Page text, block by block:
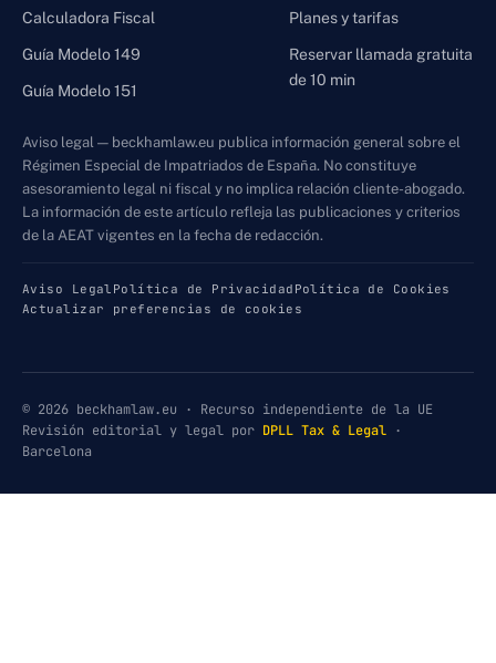
Calculadora Fiscal
Guía Modelo 149
Guía Modelo 151
Planes y tarifas
Reservar llamada gratuita
de 10 min
Aviso legal — beckhamlaw.eu publica información general sobre el
Régimen Especial de Impatriados de España. No constituye
asesoramiento legal ni fiscal y no implica relación cliente-abogado.
La información de este artículo refleja las publicaciones y criterios
de la AEAT vigentes en la fecha de redacción.
Aviso Legal Política de Privacidad Política de Cookies
Actualizar preferencias de cookies
© 2026 beckhamlaw.eu · Recurso independiente de la UE
Revisión editorial y legal por DPLL Tax & Legal ·
Barcelona